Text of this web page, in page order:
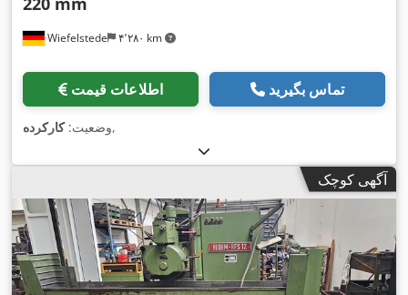
Wiefelstede ۴٬۲۸۰ km
اطلاعات قیمت تماس بگیرید
وضعیت:کارکرده ,
آگهی کوچک